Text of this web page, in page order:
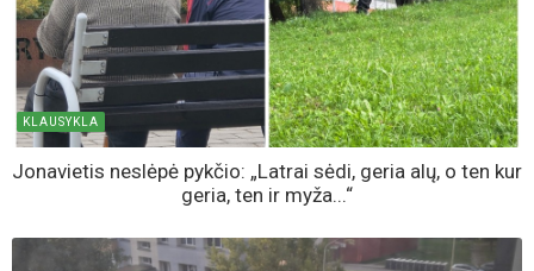
KLAUSYKLA
Jonavietis neslėpė pykčio: „Latrai sėdi, geria alų, o ten kur
geria, ten ir myža...“